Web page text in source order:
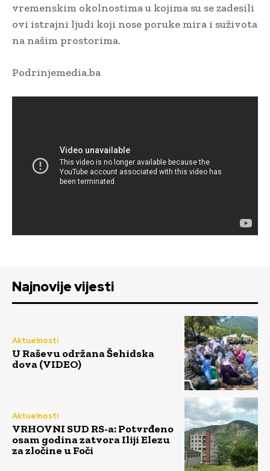
vremenskim okolnostima u kojima su se zadesili
ovi istrajni ljudi koji nose poruke mira i suživota
na našim prostorima.
Podrinjemedia.ba
Najnovije vijesti
Aktuelnosti
U Raševu održana Šehidska
dova (VIDEO)
Aktuelnosti
VRHOVNI SUD RS-a: Potvrđeno
osam godina zatvora Iliji Elezu
za zločine u Foči